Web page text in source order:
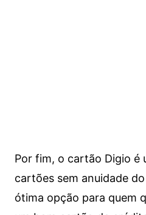
Por fim, o cartão Digio é
cartões sem anuidade
ótima opção para quem